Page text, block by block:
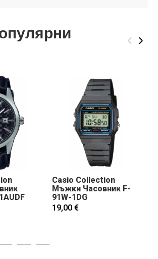
‹ ›
Casio Collection
Мъжки Часовник F-
91W-1DG
19,00 €